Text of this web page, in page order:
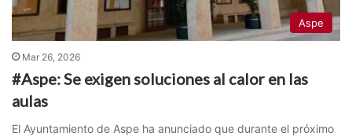
Aspe
Mar 26, 2026
#Aspe: Se exigen soluciones al calor en las
aulas
El Ayuntamiento de Aspe ha anunciado que durante el próximo